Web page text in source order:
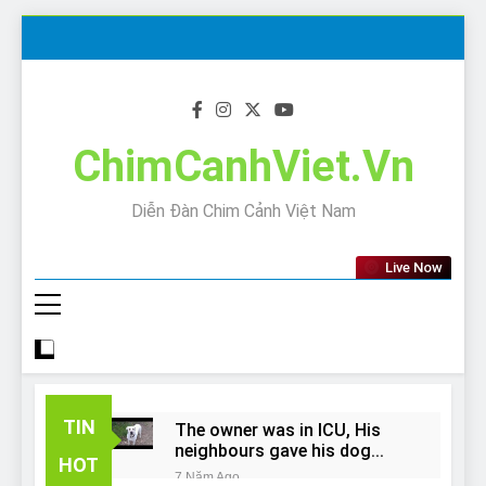
ChimCanhViet.Vn
Diễn Đàn Chim Cảnh Việt Nam
Live Now
TIN
HOT
The owner was in ICU, His
neighbours gave his dog
away!
7 Năm Ago